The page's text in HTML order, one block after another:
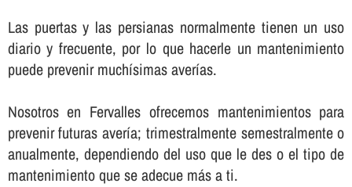
Las puertas y las persianas normalmente tienen un uso
diario y frecuente, por lo que hacerle un mantenimiento
puede prevenir muchí­simas averí­as.
Nosotros en Fervalles ofrecemos mantenimientos para
prevenir futuras averí­a; trimestralmente semestralmente o
anualmente, dependiendo del uso que le des o el tipo de
mantenimiento que se adecue más a ti.